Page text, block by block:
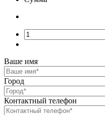
Ваше имя
Город
Контактный телефон